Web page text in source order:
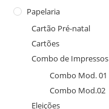
Papelaria
Cartão Pré-natal
Cartões
Combo de Impressos
Combo Mod. 01
Combo Mod.02
Eleições